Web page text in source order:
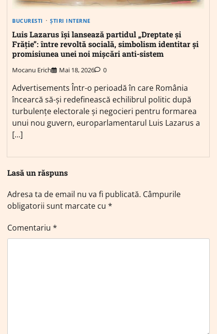
BUCURESTI ȘTIRI INTERNE
Luis Lazarus își lansează partidul „Dreptate și
Frăție”: între revoltă socială, simbolism identitar și
promisiunea unei noi mișcări anti-sistem
Mocanu Erich Mai 18, 2026 0
Advertisements Într-o perioadă în care România
încearcă să-și redefinească echilibrul politic după
turbulențe electorale și negocieri pentru formarea
unui nou guvern, europarlamentarul Luis Lazarus a
[…]
Lasă un răspuns
Adresa ta de email nu va fi publicată. Câmpurile
obligatorii sunt marcate cu *
Comentariu *